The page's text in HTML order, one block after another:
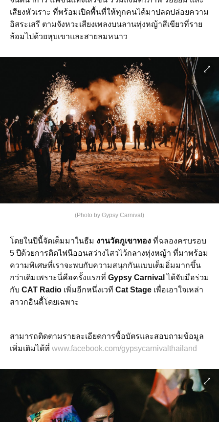
เสียงหัวเราะ ที่พร้อมเปิดพื้นที่ให้ทุกคนได้มาปลดปล่อยความ
อิสระเสรี ตามจังหวะเสียงเพลงบนลานทุ่งหญ้าสีเขียวที่ราย
ล้อมไปด้วยหุบเขาและสายลมหนาว
(Photo by Gypsy Carnival)
โดยในปีนี้จัดเต็มมาในธีม งานวัดภูเขาทอง ที่ฉลองครบรอบ
5 ปีด้วยการติดไฟนีออนสว่างไสวไว้กลางทุ่งหญ้า ที่มาพร้อม
ความพิเศษที่เราจะพบกับความสนุกกันแบบเต็มอิ่มมากขึ้น
กว่าเดิมเพราะนี่คือครั้งแรกที่ Gypsy Carnivalได้จับมือร่วม
กับ CAT Radio เพิ่มอีกหนึ่งเวที Cat Stage เพื่อเอาใจเหล่า
สาวกอินดี้โดยเฉพาะ
สามารถติดตามรายละเอียดการซื้อบัตรและสอบถามข้อมูล
เพิ่มเติมได้ที่ www.facebook.com/gypsycarnivalthailand